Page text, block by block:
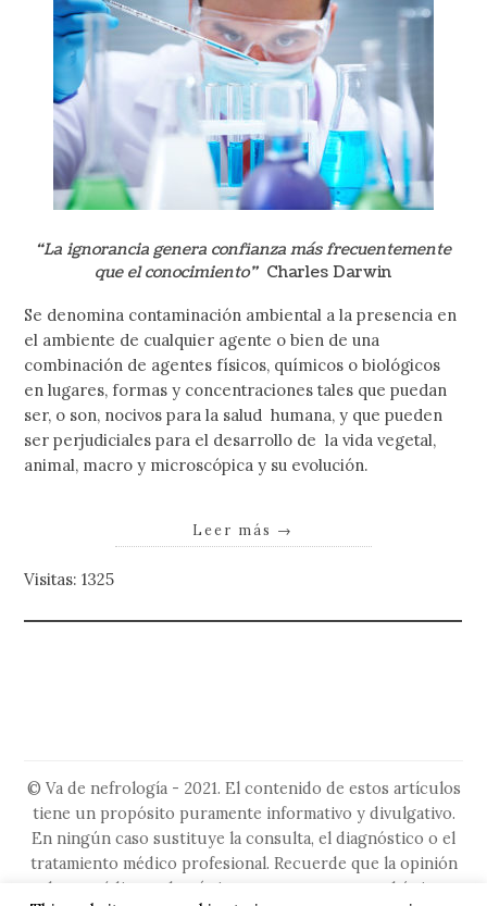
“La ignorancia genera confianza más frecuentemente
que el conocimiento”Charles Darwin
Se denomina contaminación ambiental a la presencia en
el ambiente de cualquier agente o bien de una
combinación de agentes físicos, químicos o biológicos
en lugares, formas y concentraciones tales que puedan
ser, o son, nocivos para la salud humana, y que pueden
ser perjudiciales para el desarrollo de la vida vegetal,
animal, macro y microscópica y su evolución.
Leer más →
Visitas: 1325
© Va de nefrología - 2021. El contenido de estos artículos
tiene un propósito puramente informativo y divulgativo.
En ningún caso sustituye la consulta, el diagnóstico o el
tratamiento médico profesional. Recuerde que la opinión
de su médico es la más importante, ya que es el único